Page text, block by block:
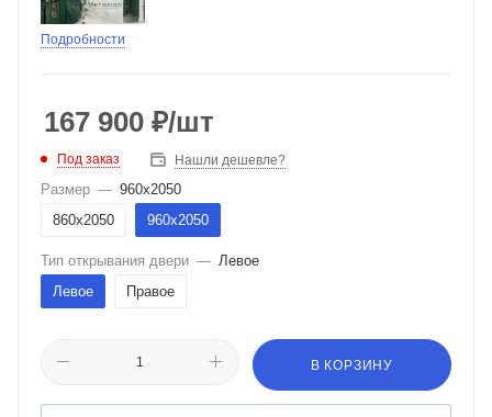
Подробности
167 900 ₽/шт
Под заказ Нашли дешевле?
Размер — 960х2050
860х2050
960х2050
Тип открывания двери — Левое
Левое
Правое
В КОРЗИНУ